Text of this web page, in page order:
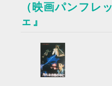
（映画パンフレ
ェ』